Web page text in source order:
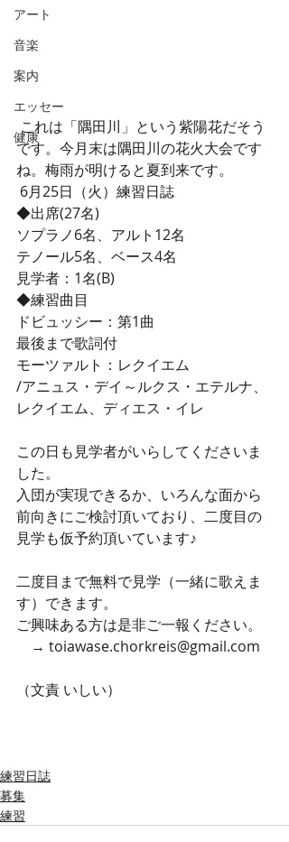
アート
音楽
案内
エッセー
健康
これは「隅田川」という紫陽花だそう
です。今月末は隅田川の花火大会です
ね。梅雨が明けると夏到来です。
6月25日（火）練習日誌
◆出席(27名)
ソプラノ6名、アルト12名
テノール5名、ベース4名
見学者：1名(B)
◆練習曲目
ドビュッシー：第1曲
最後まで歌詞付
モーツァルト：レクイエム
/アニュス・デイ～ルクス・エテルナ、
レクイエム、ディエス・イレ
この日も見学者がいらしてくださいま
した。
入団が実現できるか、いろんな面から
前向きにご検討頂いており、二度目の
見学も仮予約頂いています♪
二度目まで無料で見学（一緒に歌えま
す）できます。
ご興味ある方は是非ご一報ください。
    → toiawase.chorkreis@gmail.com
（文責 いしい）
練習日誌
募集
練習